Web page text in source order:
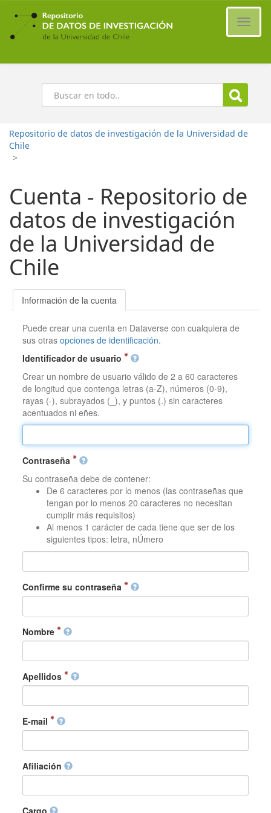
Ir
contenido
principal
Buscar
Repositorio de datos de investigación de la Universidad de
Chile
>
Cuenta - Repositorio de
datos de investigación
de la Universidad de
Chile
Información de la cuenta
Puede crear una cuenta en Dataverse con cualquiera de
sus otrasopciones de identificación.
Identificador de usuario
Crear un nombre de usuario válido de 2 a 60 caracteres
de longitud que contenga letras (a-Z), números (0-9),
rayas (-), subrayados (_), y puntos (.) sin caracteres
acentuados ni eñes.
Contraseña
Su contraseña debe de contener:
De 6 caracteres por lo menos (las contraseñas que
tengan por lo menos 20 caracteres no necesitan
cumplir más requisitos)
Al menos 1 carácter de cada tiene que ser de los
siguientes tipos: letra, nÚmero
Confirme su contraseña
Nombre
Apellidos
E-mail
Afiliación
Cargo